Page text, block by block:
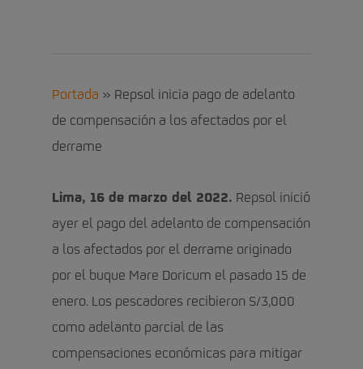
Portada » Repsol inicia pago de adelanto
de compensación a los afectados por el
derrame
Lima, 16 de marzo del 2022. Repsol inició
ayer el pago del adelanto de compensación
a los afectados por el derrame originado
por el buque Mare Doricum el pasado 15 de
enero. Los pescadores recibieron S/3,000
como adelanto parcial de las
compensaciones económicas para mitigar